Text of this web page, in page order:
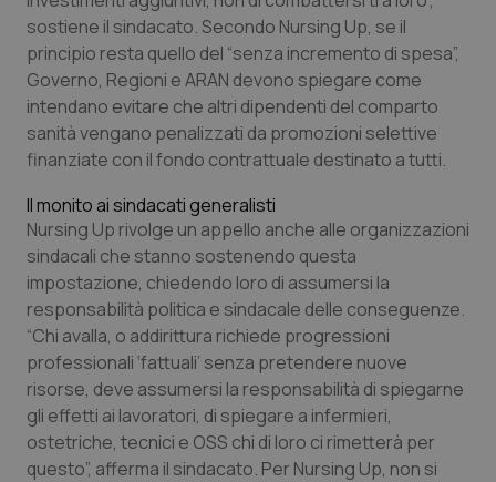
Psoriasi & pelle
Quotidiano Cardiologia
Quotidiano Chirurgia
Quotidiano Oncologia
Quotidiano Pediatria
Rene & patologie urogenitali
Salute orale & impianti
Sangue & coagulazione
sostiene il sindacato. Secondo Nursing Up, se il
principio resta quello del “senza incremento di spesa”,
Governo, Regioni e ARAN devono spiegare come
intendano evitare che altri dipendenti del comparto
sanità vengano penalizzati da promozioni selettive
finanziate con il fondo contrattuale destinato a tutti.
Il monito ai sindacati generalisti
Nursing Up rivolge un appello anche alle organizzazioni
sindacali che stanno sostenendo questa
impostazione, chiedendo loro di assumersi la
responsabilità politica e sindacale delle conseguenze.
“Chi avalla, o addirittura richiede progressioni
professionali ‘fattuali’ senza pretendere nuove
risorse, deve assumersi la responsabilità di spiegarne
gli effetti ai lavoratori, di spiegare a infermieri,
ostetriche, tecnici e OSS chi di loro ci rimetterà per
questo”, afferma il sindacato. Per Nursing Up, non si